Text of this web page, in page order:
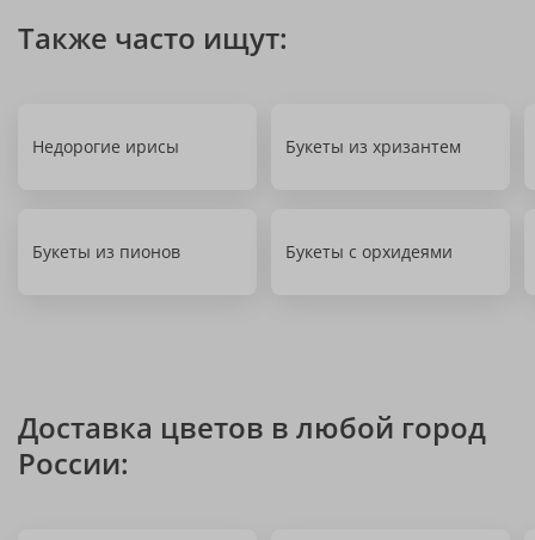
Также часто ищут:
Недорогие ирисы Букеты из хризантем
Букеты из пионов Букеты с орхидеями
Доставка цветов в любой город
России: